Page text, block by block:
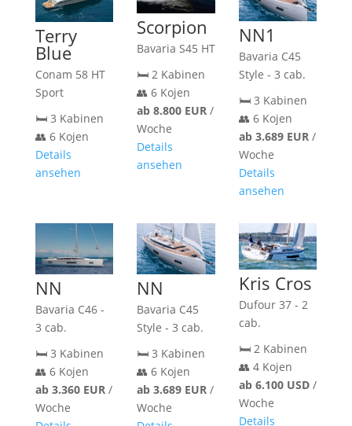
Terry
Blue
Conam 58 HT
Sport
🛏️ 3 Kabinen
👥 6 Kojen
Details
ansehen
Scorpion
Bavaria S45 HT
🛏️ 2 Kabinen
👥 6 Kojen
ab 8.800 EUR/
Woche
Details
ansehen
NN1
Bavaria C45
Style - 3 cab.
🛏️ 3 Kabinen
👥 6 Kojen
ab 3.689 EUR/
Woche
Details
ansehen
NN
Bavaria C46 -
3 cab.
🛏️ 3 Kabinen
👥 6 Kojen
ab 3.360 EUR/
Woche
NN
Bavaria C45
Style - 3 cab.
🛏️ 3 Kabinen
👥 6 Kojen
ab 3.689 EUR/
Woche
Kris Cros
Dufour 37 - 2
cab.
🛏️ 2 Kabinen
👥 4 Kojen
ab 6.100 USD/
Woche
Details